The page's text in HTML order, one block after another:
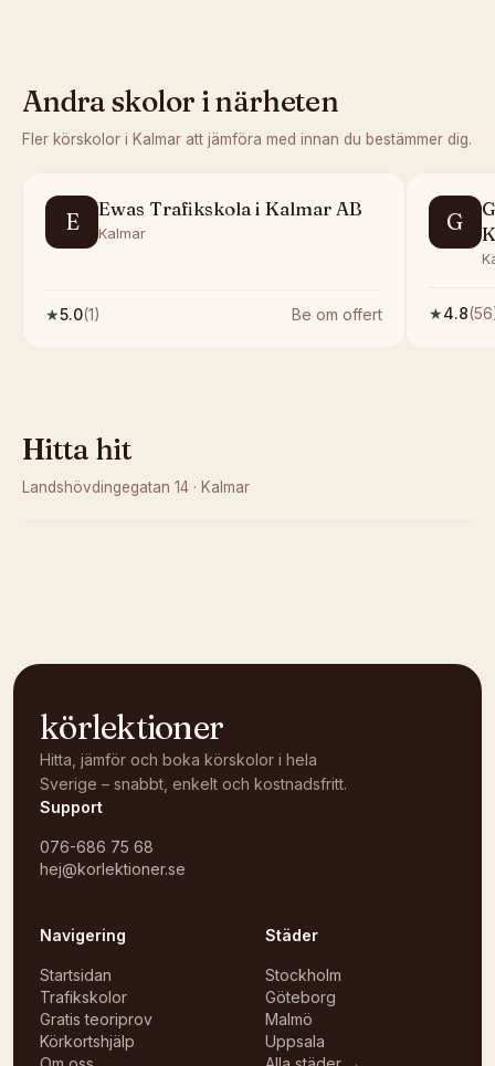
Andra skolor i närheten
Fler körskolor i Kalmar att jämföra med innan du bestämmer dig.
E Ewas Trafikskola i Kalmar AB
Kalmar
★5.0(1) Be om offert
G
★4.8(56
Hitta hit
Landshövdingegatan 14 · Kalmar
körlektioner
Hitta, jämför och boka körskolor i hela
Sverige – snabbt, enkelt och kostnadsfritt.
Support
076-686 75 68
hej@korlektioner.se
Navigering
Startsidan
Trafikskolor
Gratis teoriprov
Körkortshjälp
Städer
Stockholm
Göteborg
Malmö
Uppsala